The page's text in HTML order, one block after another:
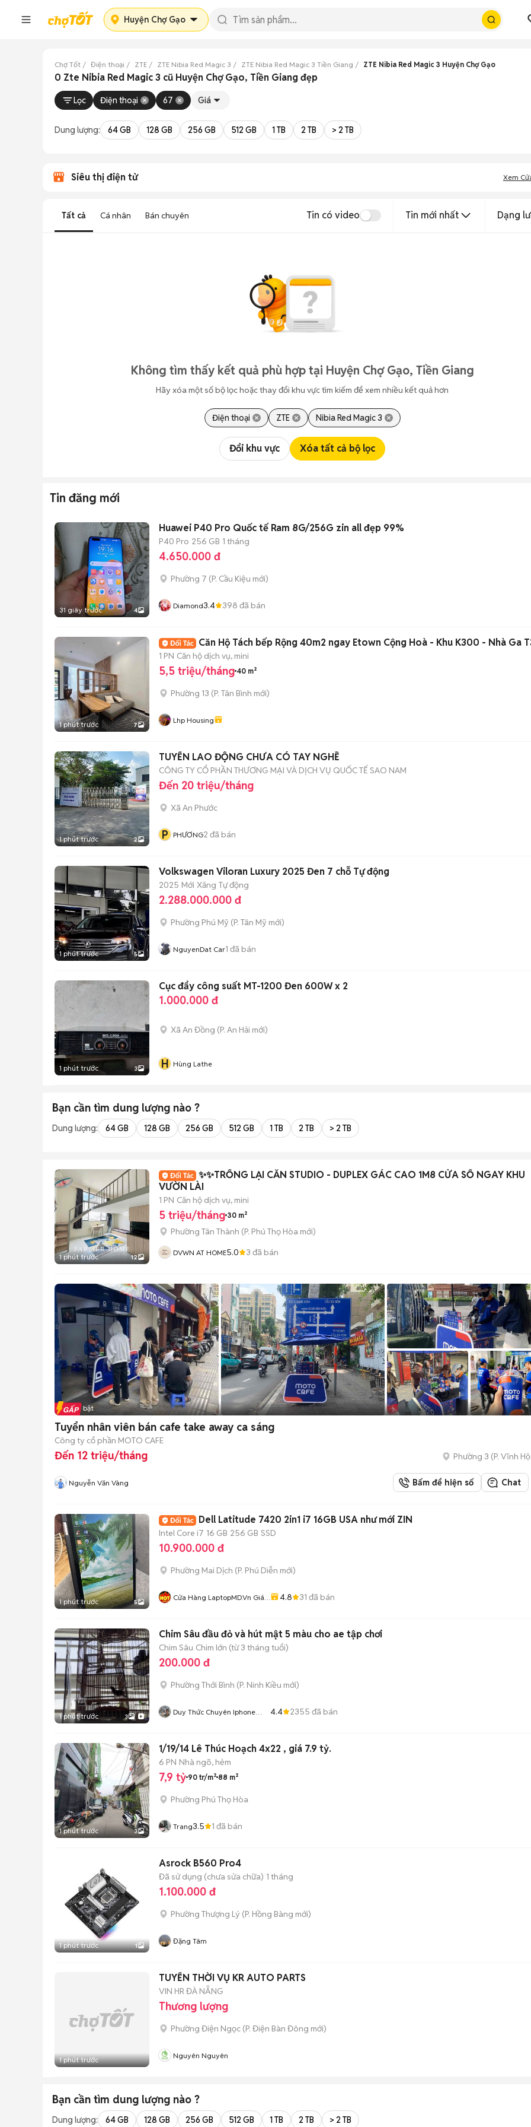
Huyện Chợ Gạo
Chợ Tốt Điện thoại ZTE ZTE Nibia Red Magic 3 ZTE Nibia Red Magic 3 Tiền Giang ZTE Nibia Red Magic 3 Huyện Chợ Gạo
0 Zte Nibia Red Magic 3 cũ Huyện Chợ Gạo, Tiền Giang đẹp
Lọc Điện thoại 67 Giá
Dung lượng: 64 GB 128 GB 256 GB 512 GB 1 TB 2 TB > 2 TB
Siêu thị điện tử Xem
Tất cả Cá nhân Bán chuyên Tin có video Tin mới nhất Dạng
Không tìm thấy kết quả phù hợp tại Huyện Chợ Gạo, Tiền Giang
Hãy xóa một số bộ lọc hoặc thay đổi khu vực tìm kiếm để xem nhiều kết quả hơn
Điện thoại ZTE Nibia Red Magic 3
Đổi khu vực Xóa tất cả bộ lọc
Tin đăng mới
31 giây trước 4
Huawei P40 Pro Quốc tế Ram 8G/256G zin all đẹp 99%
P40 Pro 256 GB 1 tháng
4.650.000 đ
Phường 7 (P. Cầu Kiệu mới)
Diamond3.4 398 đã bán
1 phút trước 7
Căn Hộ Tách bếp Rộng 40m2 ngay Etown Cộng Hoà - Khu K300 - Nhà Ga
1 PN Căn hộ dịch vụ, mini
5,5 triệu/tháng 40 m²
Phường 13 (P. Tân Bình mới)
Lhp Housing
1 phút trước 2
TUYỂN LAO ĐỘNG CHƯA CÓ TAY NGHỀ
CÔNG TY CỔ PHẦN THƯƠNG MẠI VÀ DỊCH VỤ QUỐC TẾ SAO NAM
Đến 20 triệu/tháng
Xã An Phước
P PHƯƠNG2 đã bán
1 phút trước 5
Volkswagen Viloran Luxury 2025 Đen 7 chỗ Tự động
2025 Mới Xăng Tự động
2.288.000.000 đ
Phường Phú Mỹ (P. Tân Mỹ mới)
NguyenDat Car1 đã bán
1 phút trước 3
Cục đẩy công suất MT-1200 Đen 600W x 2
1.000.000 đ
Xã An Đồng (P. An Hải mới)
H Hùng Lathe
Bạn cần tìm dung lượng nào ?
Dung lượng: 64 GB 128 GB 256 GB 512 GB 1 TB 2 TB > 2 TB
1 phút trước 12
✨✨TRỐNG LẠI CĂN STUDIO - DUPLEX GÁC CAO 1M8 CỬA SỔ NGAY KHU
VƯỜN LÀI
1 PN Căn hộ dịch vụ, mini
5 triệu/tháng 30 m²
Phường Tân Thành (P. Phú Thọ Hòa mới)
DVWN AT HOME5.0 3 đã bán
Tin nổi bật
Tuyển nhân viên bán cafe take away ca sáng
Công ty cổ phần MOTO CAFE
Đến 12 triệu/tháng Phường 3 (P. Vĩnh
Nguyễn Văn Vàng Bấm để hiện số Chat
1 phút trước 5
Dell Latitude 7420 2in1 i7 16GB USA như mới ZIN
Intel Core i7 16 GB 256 GB SSD
10.900.000 đ
Phường Mai Dịch (P. Phú Diễn mới)
Cửa Hàng LaptopMD.vn Giá
4.8 31 đã bán
1 phút trước 3
Chim Sâu đầu đỏ và hút mật 5 màu cho ae tập chơi
Chim Sâu Chim lớn (từ 3 tháng tuổi)
200.000 đ
Phường Thới Bình (P. Ninh Kiều mới)
Duy Thức Chuyên Iphone
4.4 2355 đã bán
1 phút trước 3
1/19/14 Lê Thúc Hoạch 4x22 , giá 7.9 tỷ.
6 PN Nhà ngõ, hẻm
7,9 tỷ 90 tr/m² 88 m²
Phường Phú Thọ Hòa
Trang3.5 1 đã bán
1 phút trước 1
Asrock B560 Pro4
Đã sử dụng (chưa sửa chữa) 1 tháng
1.100.000 đ
Phường Thượng Lý (P. Hồng Bàng mới)
Đặng Tâm
1 phút trước
TUYỂN THỜI VỤ KR AUTO PARTS
VIN HR ĐÀ NẴNG
Thương lượng
Phường Điện Ngọc (P. Điện Bàn Đông mới)
Nguyên Nguyên
Bạn cần tìm dung lượng nào ?
Dung lượng: 64 GB 128 GB 256 GB 512 GB 1 TB 2 TB > 2 TB